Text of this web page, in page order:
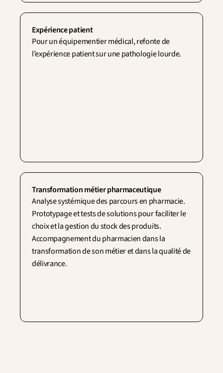
Expérience patient
Pour un équipementier médical, refonte de
l’expérience patient sur une pathologie lourde.
Transformation métier pharmaceutique
Analyse systémique des parcours en pharmacie.
Prototypage et tests de solutions pour faciliter le
choix et la gestion du stock des produits.
Accompagnement du pharmacien dans la
transformation de son métier et dans la qualité de
délivrance.